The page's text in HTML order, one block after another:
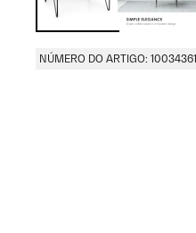
NÚMERO DO ARTIGO: 10034361